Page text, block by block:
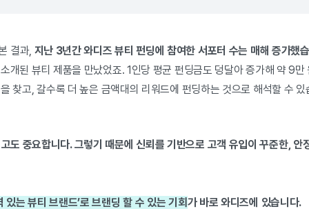
결과, 지난 3년간 와디즈 뷰티 펀딩에 참여한 서포터 수는 매해 증가했
개된 뷰티 제품을 만났었죠. 1인당 평균 펀딩금도 덩달아 증가해 약 9
찾고, 갈수록 더 높은 금액대의 리워드에 펀딩하는 것으로 해석할 수
도 중요합니다. 그렇기 때문에 신뢰를 기반으로 고객 유입이 꾸준한, 안
있는 뷰티 브랜드’로 브랜딩 할 수 있는 기회 가 바로 와디즈에 있습니다.